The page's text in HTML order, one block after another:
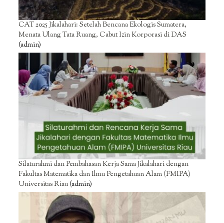
CAT 2025 Jikalahari: Setelah Bencana Ekologis Sumatera,
Menata Ulang Tata Ruang, Cabut Izin Korporasi di DAS
(admin)
Silaturahmi dan Pembahasan Kerja Sama Jikalahari dengan
Fakultas Matematika dan Ilmu Pengetahuan Alam (FMIPA)
Universitas Riau(admin)